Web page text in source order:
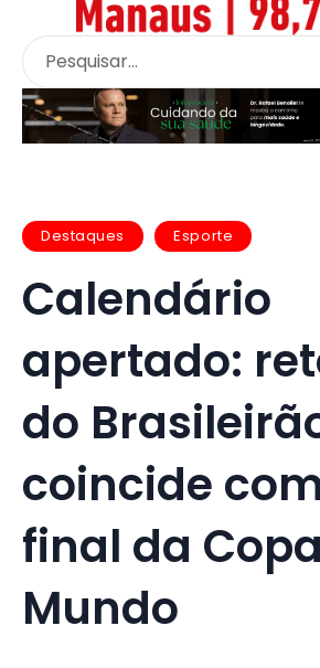
Destaques Esporte
Calendário
apertado:
do
coincide
final da
Mundo